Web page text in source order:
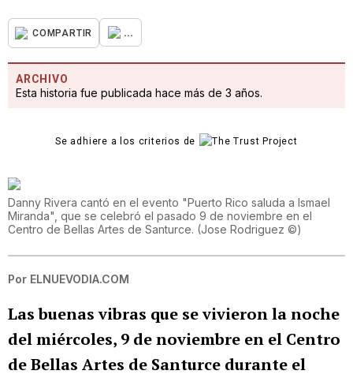
COMPARTIR ...
ARCHIVO
Esta historia fue publicada hace más de 3 años.
Se adhiere a los criterios de
Danny Rivera cantó en el evento "Puerto Rico saluda a Ismael
Miranda", que se celebró el pasado 9 de noviembre en el
Centro de Bellas Artes de Santurce. (Jose Rodriguez ©)
Por ELNUEVODIA.COM
Las buenas vibras que se vivieron la noche
del miércoles, 9 de noviembre en el Centro
de Bellas Artes de Santurce durante el